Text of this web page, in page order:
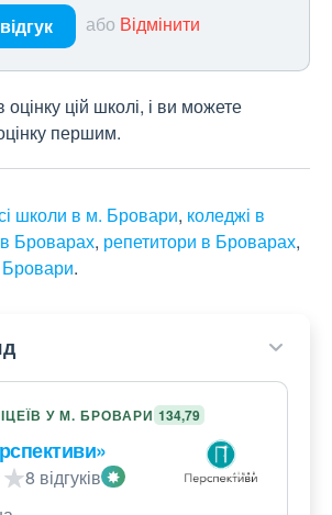
або Відмінити
цій школі, і ви можете
першим.
школи в м. Бровари, коледжі в
Броварах, репетитори в Броварах,
Бровари.
У М. БРОВАРИ 134,79
8 відгуків